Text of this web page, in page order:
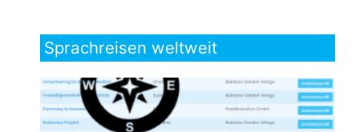
Sprachreisen weltweit